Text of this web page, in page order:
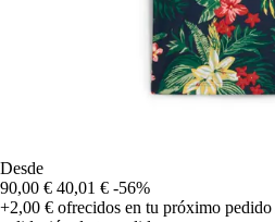
Desde
90,00 € 40,01 € -56%
+2,00 € ofrecidos en tu próximo pedido